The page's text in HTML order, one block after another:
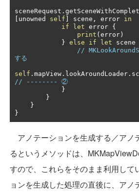
sceneRequest .
unowned self scene , error in
if
let error {
print ( error )
} else if let scene
//
する
self . mapView . lookAroundLoader .
// -------- ②
}
}
}
}
アノテーションを生成する／アノ
るというメソッドは、
すので、これらをそのまま利用して
ョンを生成した処理の直後に、アノ